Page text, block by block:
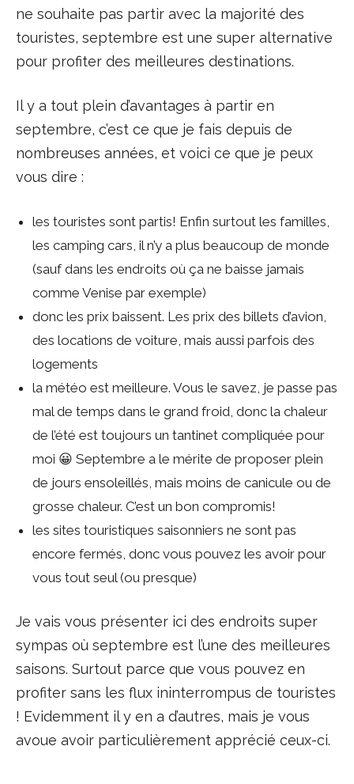
ne souhaite pas partir avec la majorité des
touristes, septembre est une super alternative
pour profiter des meilleures destinations.
Il y a tout plein d’avantages à partir en
septembre, c’est ce que je fais depuis de
nombreuses années, et voici ce que je peux
vous dire :
les touristes sont partis! Enfin surtout les familles,
les camping cars, il n’y a plus beaucoup de monde
(sauf dans les endroits où ça ne baisse jamais
comme Venise par exemple)
donc les prix baissent. Les prix des billets d’avion,
des locations de voiture, mais aussi parfois des
logements
la météo est meilleure. Vous le savez, je passe pas
mal de temps dans le grand froid, donc la chaleur
de l’été est toujours un tantinet compliquée pour
moi 😀 Septembre a le mérite de proposer plein
de jours ensoleillés, mais moins de canicule ou de
grosse chaleur. C’est un bon compromis!
les sites touristiques saisonniers ne sont pas
encore fermés, donc vous pouvez les avoir pour
vous tout seul (ou presque)
Je vais vous présenter ici des endroits super
sympas où septembre est l’une des meilleures
saisons. Surtout parce que vous pouvez en
profiter sans les flux ininterrompus de touristes
! Evidemment il y en a d’autres, mais je vous
avoue avoir particulièrement apprécié ceux-ci.